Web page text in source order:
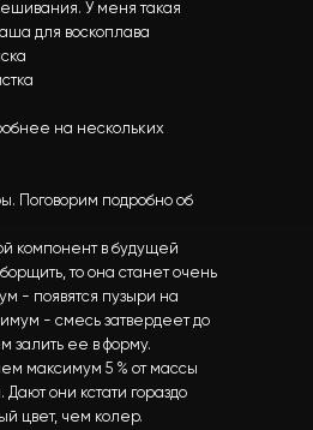
У меня такая
для воскоплава
на нескольких
Поговорим подробно об
компонент в будущей
то она станет очень
- появятся пузыри на
- смесь затвердеет до
залить ее в форму.
максимум 5 % от массы
они кстати гораздо
цвет, чем колер.